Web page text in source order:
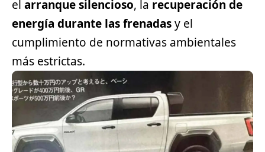
el arranque silencioso, la recuperación de
energía durante las frenadasy el
cumplimiento de normativas ambientales
más estrictas.